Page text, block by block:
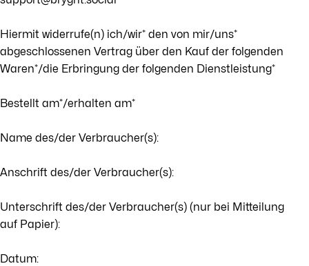
Hiermit widerrufe(n) ich/wir* den von mir/uns*
abgeschlossenen Vertrag über den Kauf der folgenden
Waren*/die Erbringung der folgenden Dienstleistung*
Bestellt am*/erhalten am*
Name des/der Verbraucher(s):
Anschrift des/der Verbraucher(s):
Unterschrift des/der Verbraucher(s) (nur bei Mitteilung
auf Papier):
Datum: